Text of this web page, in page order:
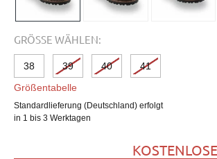
GRÖSSE WÄHLEN:
38 39 40
41
Größentabelle
Standardlieferung (Deutschland) erfolgt
in 1 bis 3 Werktagen